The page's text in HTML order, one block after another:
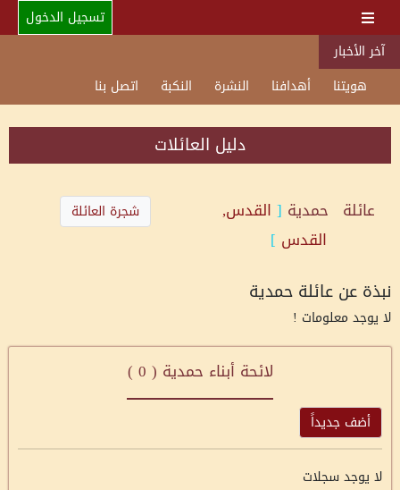
تسجيل الدخول
آخر الأخبار
هويتنا
أهدافنا النشرة النكبة اتصل بنا
دليل العائلات
عائلة حمدية [ القدس,
القدس ]
شجرة العائلة
نبذة عن عائلة حمدية
لا يوجد معلومات !
لائحة أبناء حمدية ( 0
)
أضف جديداً
لا يوجد سجلات